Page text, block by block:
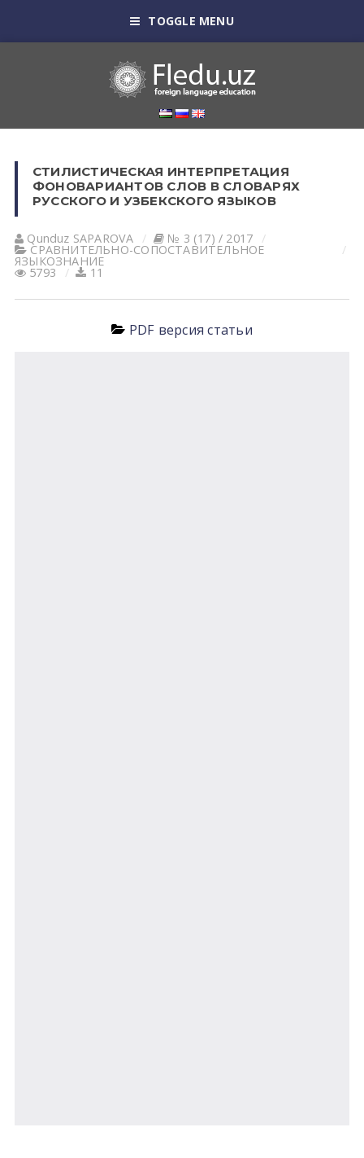
TOGGLE MENU
СТИЛИСТИЧЕСКАЯ ИНТЕРПРЕТАЦИЯ
ФОНОВАРИАНТОВ СЛОВ В СЛОВАРЯХ
РУССКОГО И УЗБЕКСКОГО ЯЗЫКОВ
Qunduz SАPАROVА № 3 (17) / 2017
СРАВНИТЕЛЬНО-СОПОСТАВИТЕЛЬНОЕ
ЯЗЫКОЗНАНИЕ
5793 11
PDF версия статьи